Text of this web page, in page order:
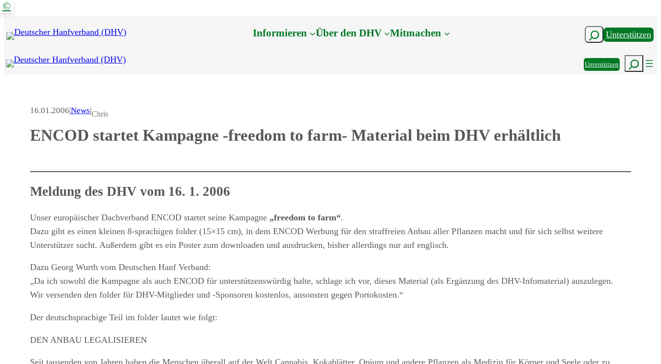
Zum
springen
Informieren Über den DHV Mitmachen SuchenUnterstützen
UnterstützenSuchen
©
16.01.2006|News|Chris
ENCOD startet Kampagne -freedom to farm- Material beim DHV erhältlich
Meldung des DHV vom 16. 1. 2006
Unser europäischer Dachverband ENCOD startet seine Kampagne „freedom to farm“.
Dazu gibt es einen kleinen 8-sprachigen folder (15×15 cm), in dem ENCOD Werbung für den straffreien Anbau aller Pflanzen macht und für sich selbst weitere
Unterstützer sucht. Außerdem gibt es ein Poster zum downloaden und ausdrucken, bisher allerdings nur auf englisch.
Dazu Georg Wurth vomDeutschen Hanf Verband:
„Da ich sowohl die Kampagne als auch ENCOD für unterstützenswürdig halte, schlage ich vor, dieses Material (als Ergänzung des DHV-Infomaterial) auszulegen.
Wir versenden den folder für DHV-Mitglieder und -Sponsoren kostenlos, ansonsten gegen Portokosten.“
Der deutschsprachige Teil im folder lautet wie folgt:
DEN ANBAU LEGALISIEREN